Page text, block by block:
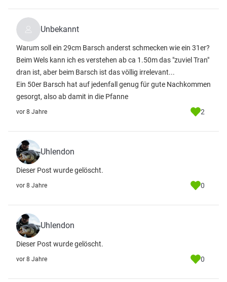
Unbekannt
Warum soll ein 29cm Barsch anderst schmecken wie ein 31er?
Beim Wels kann ich es verstehen ab ca 1.50m das "zuviel Tran"
dran ist, aber beim Barsch ist das völlig irrelevant...
Ein 50er Barsch hat auf jedenfall genug für gute Nachkommen
gesorgt, also ab damit in die Pfanne
vor 8 Jahre 2
Uhlendon
Dieser Post wurde gelöscht.
vor 8 Jahre 0
Uhlendon
Dieser Post wurde gelöscht.
vor 8 Jahre 0